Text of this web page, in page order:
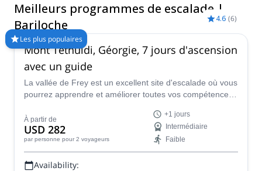
l'escalade en Amérique du Sud. Visitez-la d'octobre à avril pour
profiter de la meilleure saison pour l'escalade. &nbsp ;
Meilleurs programmes de escalade |
Bariloche
Les plus populaires
4.6 (6)
Mont Tetnuldi, Géorgie, 7 jours d'ascension
avec un guide
La vallée de Frey est un excellent site d'escalade où vous
pourrez apprendre et améliorer toutes vos compétences
montagne local de l'IFMGA, dans ce programme de 4
jours.
À partir de
USD 282
par personne pour 2 voyageurs
+1 jours
Intermédiaire
Faible
Availability: